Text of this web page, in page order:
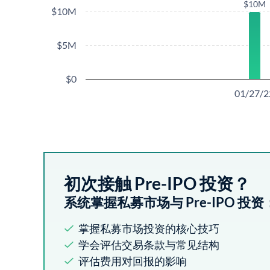
$10M
$10M
01/27/
$0
$5M
$10M
初次接触 Pre-IPO 投资？
系统掌握私募市场与 Pre-IPO 投资
掌握私募市场投资的核心技巧
学会评估交易条款与常见结构
评估费用对回报的影响